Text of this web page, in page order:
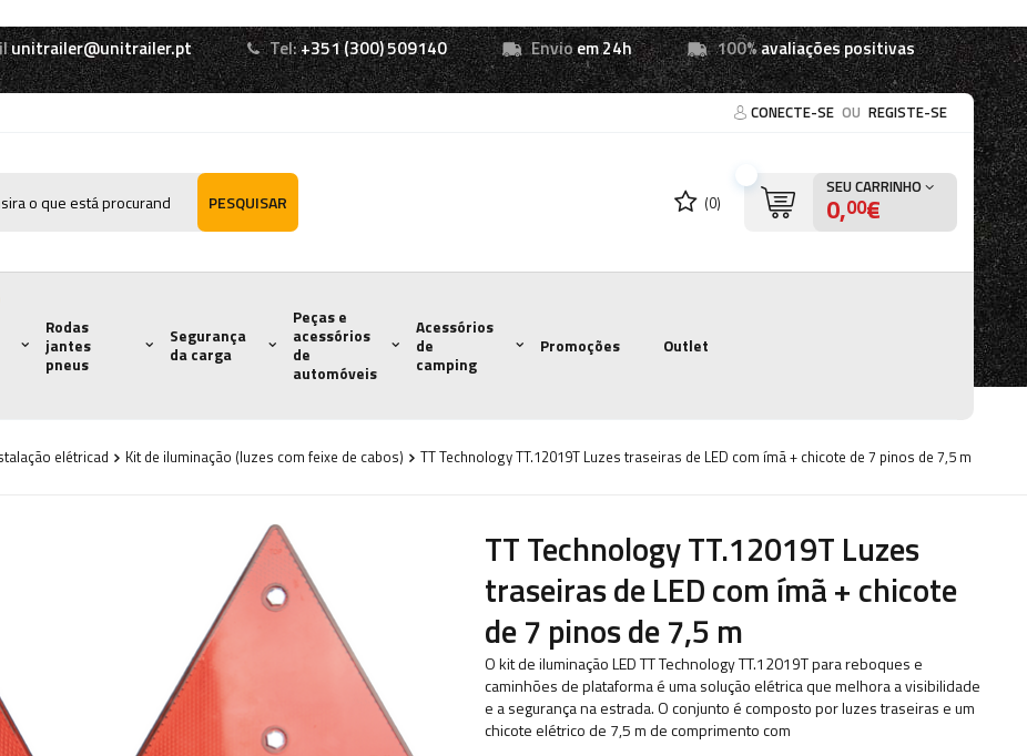
unitrailer@unitrailer.pt Tel:+351 (300) 509140 Envioem 24h 100%avaliações positivas
CONECTE-SE OU REGISTE-SE
PESQUISAR (0)
SEU CARRINHO
0,00€
Rodas
jantes
pneus
Segurança
da carga
Peças e
acessórios
de
automóveis
Acessórios
de
camping
Promoções Outlet
elétricad Kit de iluminação (luzes com feixe de cabos) TT Technology TT.12019T Luzes traseiras de LED com ímã + chicote de 7 pinos de 7,5 m
TT Technology TT.12019T Luzes
traseiras de LED com ímã + chicote
de 7 pinos de 7,5 m
O kit de iluminação LED TT Technology TT.12019T para reboques e
caminhões de plataforma é uma solução elétrica que melhora a visibilidade
e a segurança na estrada. O conjunto é composto por luzes traseiras e um
chicote elétrico de 7,5 m de comprimento com